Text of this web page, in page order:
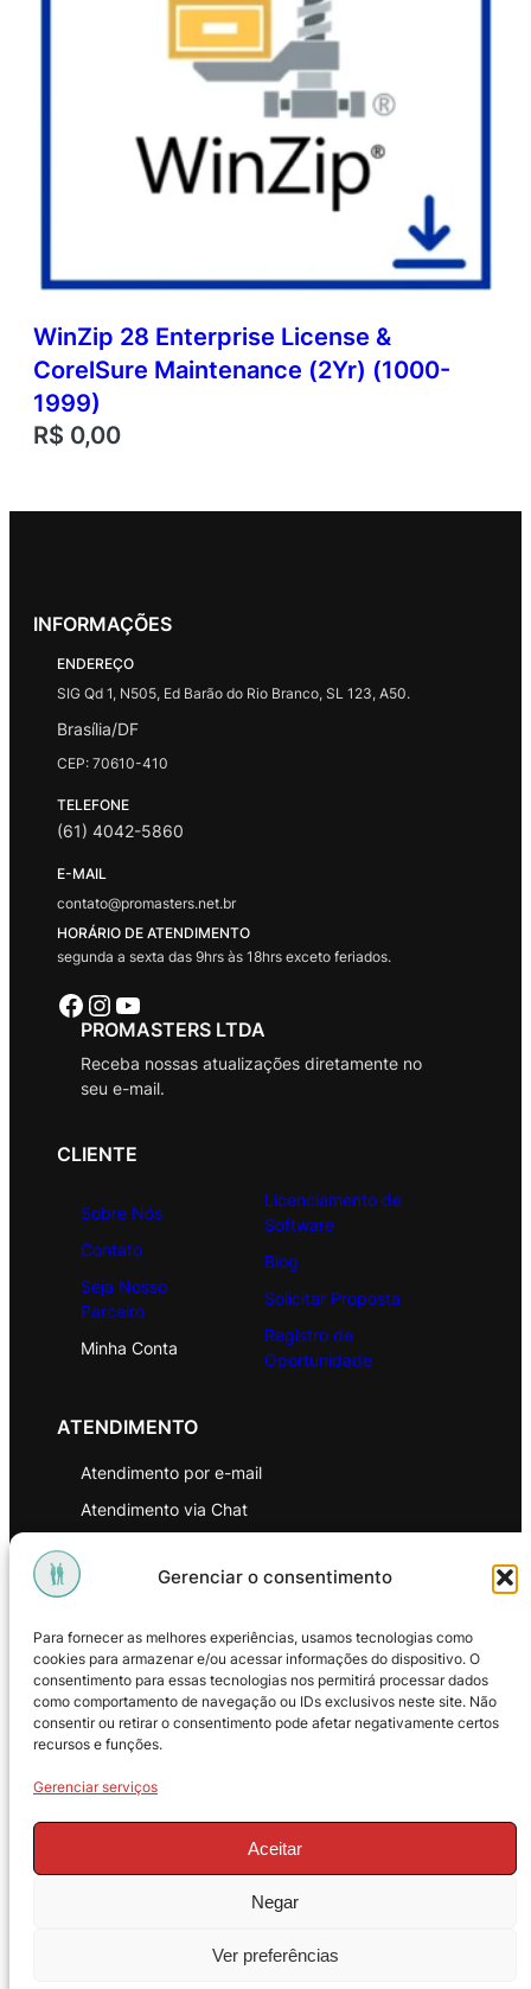
Gerenciar o consentimento
Para fornecer as melhores experiências, usamos tecnologias como
cookies para armazenar e/ou acessar informações do dispositivo. O
consentimento para essas tecnologias nos permitirá processar dados
como comportamento de navegação ou IDs exclusivos neste site. Não
consentir ou retirar o consentimento pode afetar negativamente certos
recursos e funções.
Gerenciar serviços
Aceitar
Negar
Ver preferências
WinZip 28 Enterprise License &
CorelSure Maintenance (2Yr) (1000-
1999)
R$ 0,00
INFORMAÇÕES
ENDEREÇO
SIG Qd 1, N505, Ed Barão do Rio Branco, SL 123, A50.
Brasília/DF
CEP: 70610-410
TELEFONE
(61) 4042-5860
E-MAIL
contato@promasters.net.br
HORÁRIO DE ATENDIMENTO
segunda a sexta das 9hrs às 18hrs exceto feriados.
Facebook Instagram Youtube
PROMASTERS LTDA
Receba nossas atualizações diretamente no
seu e-mail.
CLIENTE
Sobre Nós
Contato
Seja Nosso
Parceiro
Minha Conta
Licenciamento de
Software
Blog
Solicitar Proposta
Registro de
Oportunidade
ATENDIMENTO
Atendimento por e-mail
Atendimento via Chat
Política de Privacidade
Política de Troca e Devoluções
Política de Reembolso
18.269.230/0001-16. Todos os direitos